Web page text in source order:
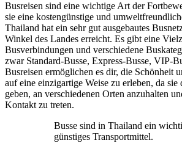
Busreisen sind eine wichtige Art der
sie eine kostengünstige und
Thailand hat ein sehr gut ausgebautes
Winkel des Landes erreicht. Es gibt eine
Busverbindungen und verschiedene
zwar Standard-Busse, Express-Busse, VIP-
Busreisen ermöglichen es dir, die Schönheit
auf eine einzigartige Weise zu erleben, da
geben, an verschiedenen Orten anzuhalten
Kontakt zu treten.
Busse sind in Thailand ein
günstiges Transportmittel.